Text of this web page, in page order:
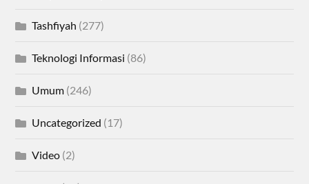
Tashfiyah (277)
Teknologi Informasi (86)
Umum (246)
Uncategorized (17)
Video (2)